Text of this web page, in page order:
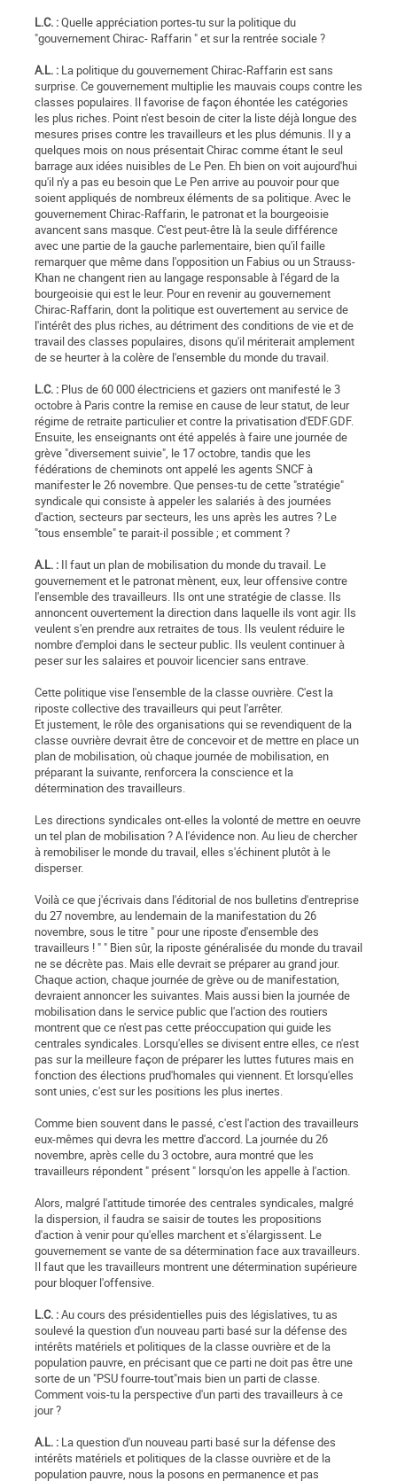
L.C. :Quelle appréciation portes-tu sur la politique du
"gouvernement Chirac- Raffarin " et sur la rentrée sociale ?
A.L. : La politique du gouvernement Chirac-Raffarin est sans
surprise. Ce gouvernement multiplie les mauvais coups contre les
classes populaires. Il favorise de façon éhontée les catégories
les plus riches. Point n'est besoin de citer la liste déjà longue des
mesures prises contre les travailleurs et les plus démunis. Il y a
quelques mois on nous présentait Chirac comme étant le seul
barrage aux idées nuisibles de Le Pen. Eh bien on voit aujourd'hui
qu'il n'y a pas eu besoin que Le Pen arrive au pouvoir pour que
soient appliqués de nombreux éléments de sa politique. Avec le
gouvernement Chirac-Raffarin, le patronat et la bourgeoisie
avancent sans masque. C'est peut-être là la seule différence
avec une partie de la gauche parlementaire, bien qu'il faille
remarquer que même dans l'opposition un Fabius ou un Strauss-
Khan ne changent rien au langage responsable à l'égard de la
bourgeoisie qui est le leur. Pour en revenir au gouvernement
Chirac-Raffarin, dont la politique est ouvertement au service de
l'intérêt des plus riches, au détriment des conditions de vie et de
travail des classes populaires, disons qu'il mériterait amplement
de se heurter à la colère de l'ensemble du monde du travail.
L.C. : Plus de 60 000 électriciens et gaziers ont manifesté le 3
octobre à Paris contre la remise en cause de leur statut, de leur
régime de retraite particulier et contre la privatisation d'EDF.GDF.
Ensuite, les enseignants ont été appelés à faire une journée de
grève "diversement suivie", le 17 octobre, tandis que les
fédérations de cheminots ont appelé les agents SNCF à
manifester le 26 novembre. Que penses-tu de cette "stratégie"
syndicale qui consiste à appeler les salariés à des journées
d'action, secteurs par secteurs, les uns après les autres ? Le
"tous ensemble" te parait-il possible ; et comment ?
A.L. : Il faut un plan de mobilisation du monde du travail. Le
gouvernement et le patronat mènent, eux, leur offensive contre
l'ensemble des travailleurs. Ils ont une stratégie de classe. Ils
annoncent ouvertement la direction dans laquelle ils vont agir. Ils
veulent s'en prendre aux retraites de tous. Ils veulent réduire le
nombre d'emploi dans le secteur public. Ils veulent continuer à
peser sur les salaires et pouvoir licencier sans entrave.
Cette politique vise l'ensemble de la classe ouvrière. C'est la
riposte collective des travailleurs qui peut l'arrêter.
Et justement, le rôle des organisations qui se revendiquent de la
classe ouvrière devrait être de concevoir et de mettre en place un
plan de mobilisation, où chaque journée de mobilisation, en
préparant la suivante, renforcera la conscience et la
détermination des travailleurs.
Les directions syndicales ont-elles la volonté de mettre en oeuvre
un tel plan de mobilisation ? A l'évidence non. Au lieu de chercher
à remobiliser le monde du travail, elles s'échinent plutôt à le
disperser.
Voilà ce que j'écrivais dans l'éditorial de nos bulletins d'entreprise
du 27 novembre, au lendemain de la manifestation du 26
novembre, sous le titre " pour une riposte d'ensemble des
travailleurs ! " " Bien sûr, la riposte généralisée du monde du travail
ne se décrète pas. Mais elle devrait se préparer au grand jour.
Chaque action, chaque journée de grève ou de manifestation,
devraient annoncer les suivantes. Mais aussi bien la journée de
mobilisation dans le service public que l'action des routiers
montrent que ce n'est pas cette préoccupation qui guide les
centrales syndicales. Lorsqu'elles se divisent entre elles, ce n'est
pas sur la meilleure façon de préparer les luttes futures mais en
fonction des élections prud'homales qui viennent. Et lorsqu'elles
sont unies, c'est sur les positions les plus inertes.
Comme bien souvent dans le passé, c'est l'action des travailleurs
eux-mêmes qui devra les mettre d'accord. La journée du 26
novembre, après celle du 3 octobre, aura montré que les
travailleurs répondent " présent " lorsqu'on les appelle à l'action.
Alors, malgré l'attitude timorée des centrales syndicales, malgré
la dispersion, il faudra se saisir de toutes les propositions
d'action à venir pour qu'elles marchent et s'élargissent. Le
gouvernement se vante de sa détermination face aux travailleurs.
Il faut que les travailleurs montrent une détermination supérieure
pour bloquer l'offensive.
L.C. :Au cours des présidentielles puis des législatives, tu as
soulevé la question d'un nouveau parti basé sur la défense des
intérêts matériels et politiques de la classe ouvrière et de la
population pauvre, en précisant que ce parti ne doit pas être une
sorte de un "PSU fourre-tout"mais bien un parti de classe.
Comment vois-tu la perspective d'un parti des travailleurs à ce
jour ?
A.L. : La question d'un nouveau parti basé sur la défense des
intérêts matériels et politiques de la classe ouvrière et de la
population pauvre, nous la posons en permanence et pas